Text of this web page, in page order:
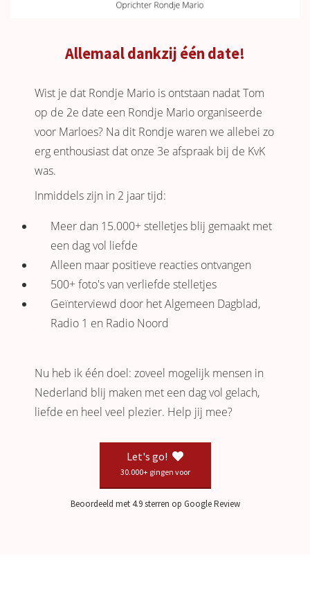
Allemaal dankzij één date!
Wist je dat Rondje Mario is ontstaan nadat Tom
op de 2e date een Rondje Mario organiseerde
voor Marloes? Na dit Rondje waren we allebei zo
erg enthousiast dat onze 3e afspraak bij de KvK
was.
Inmiddels zijn in 2 jaar tijd:
Meer dan 15.000+ stelletjes blij gemaakt met
een dag vol liefde
Alleen maar positieve reacties ontvangen
500+ foto's van verliefde stelletjes
Geïnterviewd door het Algemeen Dagblad,
Radio 1 en Radio Noord
Nu heb ik één doel: zoveel mogelijk mensen in
Nederland blij maken met een dag vol gelach,
liefde en heel veel plezier. Help jij mee?
Let's go!
30.000+ gingen voor
Beoordeeld met 4.9 sterren op Google Review